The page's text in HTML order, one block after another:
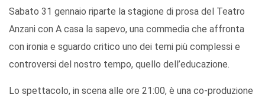
Sabato 31 gennaio riparte la stagione di prosa del Teatro
Anzani con A casa la sapevo, una commedia che affronta
con ironia e sguardo critico uno dei temi più complessi e
controversi del nostro tempo, quello dell’educazione.
Lo spettacolo, in scena alle ore 21:00, è una co-produzione